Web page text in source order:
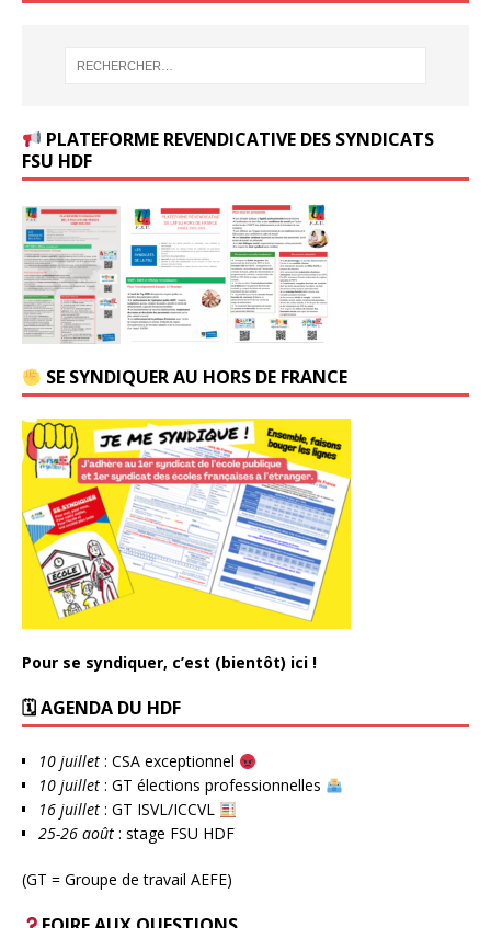
PLATEFORME REVENDICATIVE DES SYNDICATS
FSU HDF
SE SYNDIQUER AU HORS DE FRANCE
Pour se syndiquer, c’est (bientôt) ici !
🗓 AGENDA DU HDF
10 juillet : CSA exceptionnel
10 juillet : GT élections professionnelles
16 juillet : GT ISVL/ICCVL
25-26 août : stage FSU HDF
(GT = Groupe de travail AEFE)